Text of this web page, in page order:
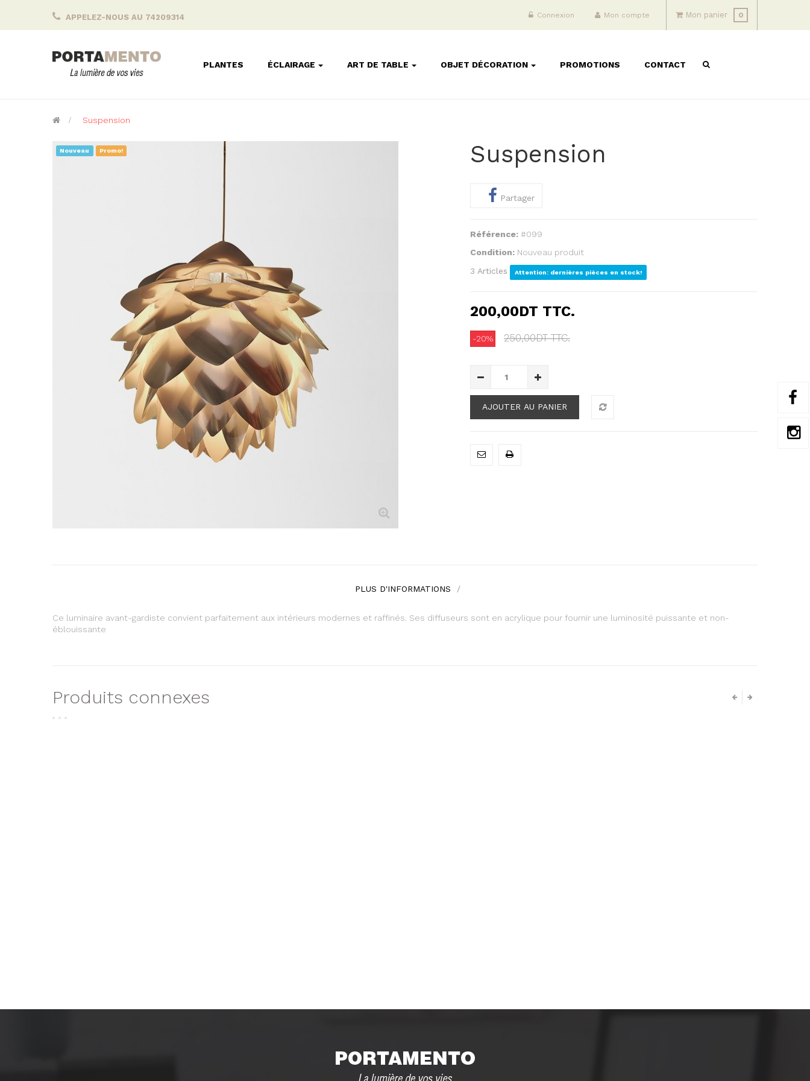
Mon panier 0
Connexion Mon compte
APPELEZ-NOUS AU 74209314
PLANTES ÉCLAIRAGE ART DE TABLE OBJET DÉCORATION PROMOTIONS CONTACT
> Suspension
Nouveau Promo! Suspension
Partager
Référence: #099
Condition: Nouveau produit
3 Articles Attention: dernières pièces en stock!
200,00DT TTC.
-20% 250,00DTTTC.
AJOUTER AU PANIER
PLUS D'INFORMATIONS
Ce luminaire avant-gardiste convient parfaitement aux intérieurs modernes et raffinés. Ses diffuseurs sont en acrylique pour fournir une luminosité puissante et non-
éblouissante
Produits connexes